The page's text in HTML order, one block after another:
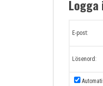
Logga
E-post:
Lösenord: